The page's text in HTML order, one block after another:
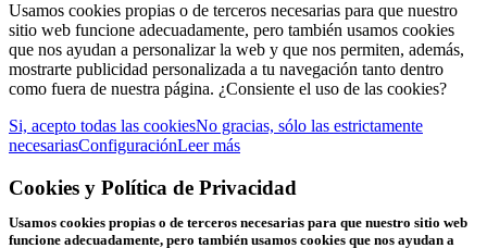
Usamos cookies propias o de terceros necesarias para que nuestro
sitio web funcione adecuadamente, pero también usamos cookies
que nos ayudan a personalizar la web y que nos permiten, además,
mostrarte publicidad personalizada a tu navegación tanto dentro
como fuera de nuestra página. ¿Consiente el uso de las cookies?
Si, acepto todas las cookiesNo gracias, sólo las estrictamente
necesariasConfiguraciónLeer más
Cookies y Política de Privacidad
Usamos cookies propias o de terceros necesarias para que nuestro sitio web
funcione adecuadamente, pero también usamos cookies que nos ayudan a